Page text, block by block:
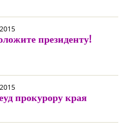
президенту!
прокурору края